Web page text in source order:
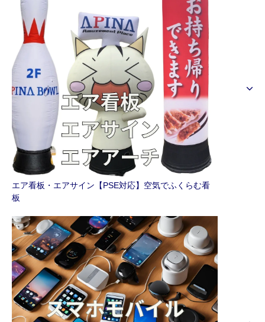
エア看板・エアサイン【PSE対応】空気でふくらむ看
板